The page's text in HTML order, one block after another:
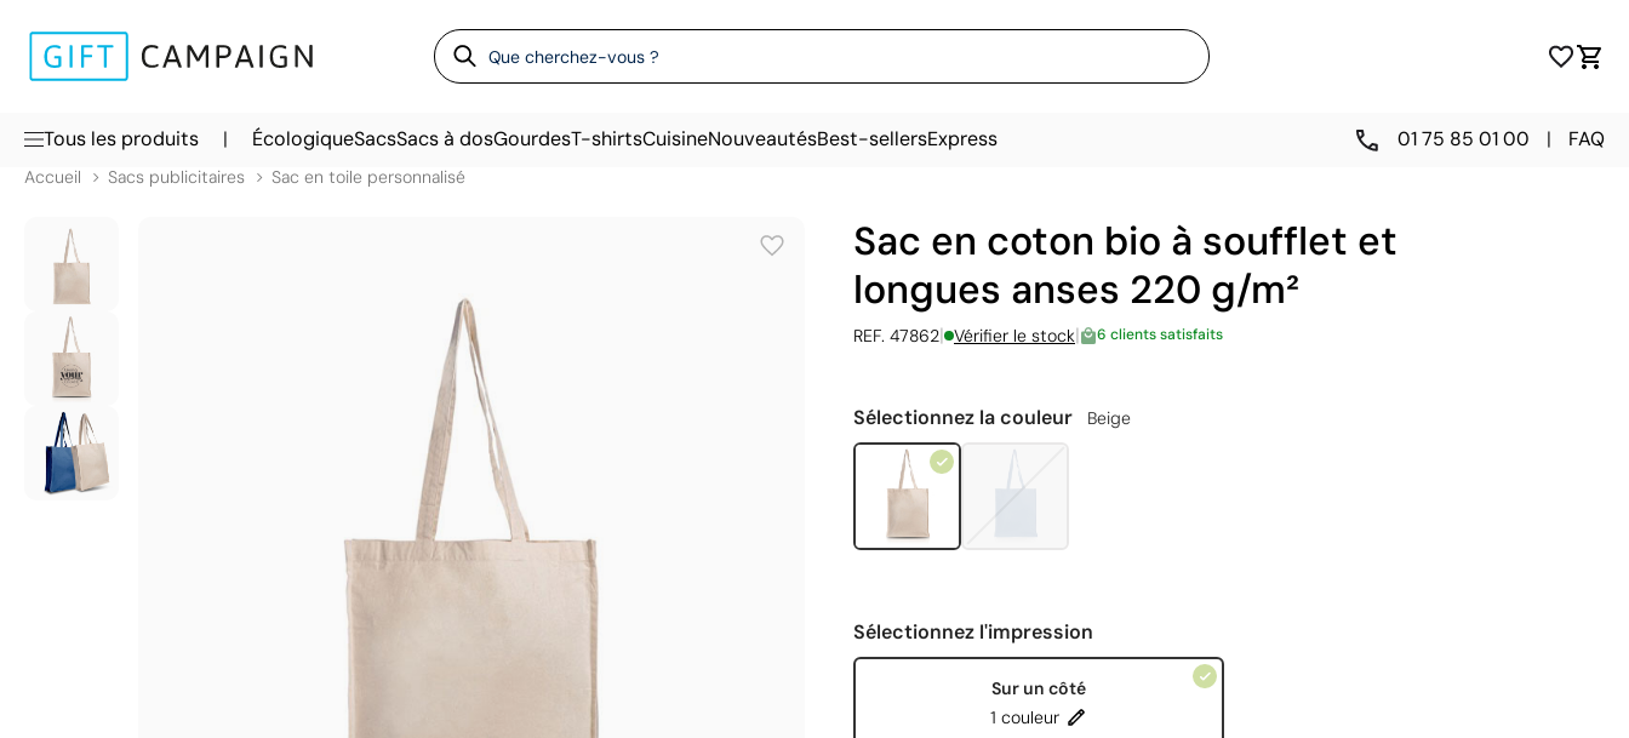
Tous les produits | ÉcologiqueSacsSacs à dosGourdesT-shirtsCuisineNouveautésBest-sellersExpress 01 75 85 01 00 | FAQ
Accueil Sacs publicitaires Sac en toile personnalisé
Sac en coton bio à soufflet et
longues anses 220 g/m²
REF. 47862| Vérifier le stock| 6 clients satisfaits
Sélectionnez la couleur Beige
Sélectionnez l'impression
Sur un côté
1 couleur